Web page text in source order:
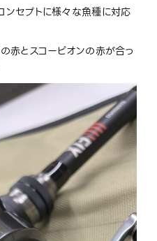
ンセプトに様々な魚種に対応
赤とスコーピオンの赤が合っ